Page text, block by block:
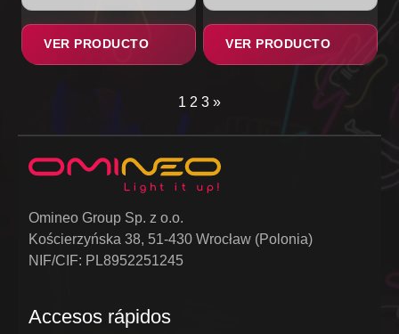
VER PRODUCTO VER PRODUCTO
1 2 3 »
Omineo Group Sp. z o.o.
Kościerzyńska 38, 51-430 Wrocław (Polonia)
NIF/CIF: PL8952251245
Accesos rápidos